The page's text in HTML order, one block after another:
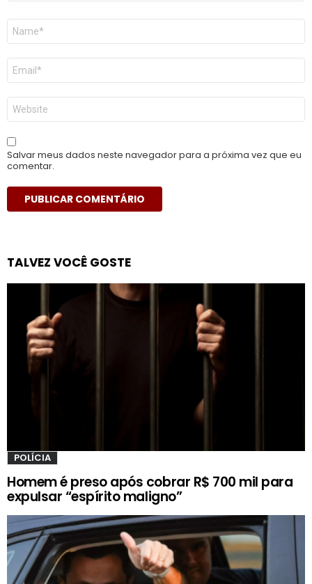
Nome
E-
mail
*
Site
Salvar meus dados neste navegador para a próxima vez que eu
comentar.
TALVEZ VOCÊ GOSTE
POLÍCIA
Homem é preso após cobrar R$ 700 mil para
expulsar “espírito maligno”